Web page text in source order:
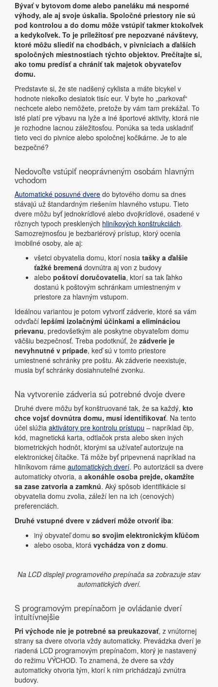
Bývať v bytovom dome alebo paneláku má nesporné
výhody, ale aj svoje úskalia. Spoločné priestory nie sú
pod kontrolou a do domu môže vstúpiť takmer ktokoľvek
a kedykoľvek. To je príležitosť pre nepozvané návštevy,
ktoré môžu sliediť na chodbách, v pivniciach a ďalších
spoločných miestnostiach týchto objektov. Prečítajte si,
ako tomu predísť a chrániť tak majetok obyvateľov
domu.
Predstavte si, že ste nadšený cyklista a máte bicykel v
hodnote niekoľko desiatok tisíc eur. V byte ho „parkovať“
nechcete alebo nemôžete, pretože by vám tam prekážal. To
isté platí pre výbavu na lyže a iné športové aktivity, ktorá nie
je rozhodne lacnou záležitosťou. Ponúka sa teda uskladniť
tieto veci do pivnice alebo spoločnej kočikárne. Je to ale
bezpečné?
Nedovoľte vstúpiť neoprávneným osobám hlavným
vchodom
Automatické posuvné dvere do bytového domu sa dnes
stávajú už štandardným riešením hlavného vstupu. Tieto
dvere môžu byť jednokrídlové alebo dvojkrídlové, osadené v
rôznych typoch presklených hliníkových konštrukciách.
Samozrejmosťou je bezbariérový prístup, ktorý ocenia
imobilné osoby, ale aj:
všetci obyvatelia domu, ktorí nosia tašky a ďalšie
ťažké bremená dovnútra aj von z budovy
alebo poštoví doručovatelia, ktorí sa tak ľahko
dostanú k poštovým schránkam umiestneným v
priestore za hlavným vstupom.
Ideálnou variantou je potom vytvoriť zádverie, ktoré sa vám
odvďačí lepšími izolačnými účinkami a elimináciou
prievanu, predovšetkým ale poskytne obyvateľom domu
väčšiu bezpečnosť. Treba podotknúť, že zádverie je
nevyhnutné v prípade, keď sú v tomto priestore
umiestnené schránky pre poštu. Ak zádverie neexistuje,
musia byť schránky dosiahnuteľné zvonku.
Na vytvorenie zádveria sú potrebné dvoje dvere
Druhé dvere môžu byť konštruované tak, že sa každý, kto
chce vojsť dovnútra domu, musí identifikovať. Na tento
účel slúžia aktivátory pre kontrolu prístupu – napríklad čip,
kód, magnetická karta, odtlačok prsta alebo sken iných
biometrických hodnôt, ktorými sa užívateľ autorizuje na
elektronickej čítačke. Tá môže byť pripevnená napríklad na
hliníkovom ráme automatických dverí. Po autorizácii sa dvere
automaticky otvoria, a akonáhle osoba prejde, okamžite
sa zase zatvoria a zamknú. Aký spôsob identifikácie si
obyvatelia domu zvolia, záleží len na ich (cenových)
preferenciách.
Druhé vstupné dvere v zádverí môže otvoriť iba:
iný obyvateľ domu so svojim elektronickým kľúčom
alebo osoba, ktorá vychádza von z domu.
Na LCD displeji programového prepínača sa zobrazuje stav
automatických dverí.
S programovým prepínačom je ovládanie dverí
intuitívnejšie
Pri východe nie je potrebné sa preukazovať, z vnútornej
strany sa dvere otvoria vždy automaticky. Prevádzka dverí je
riadená LCD programovým prepínačom, ktorý je nastavený
do režimu VÝCHOD. To znamená, že dvere sa vždy
automaticky otvoria tým, ktorí k nim prichádzajú zvnútra
budovy.